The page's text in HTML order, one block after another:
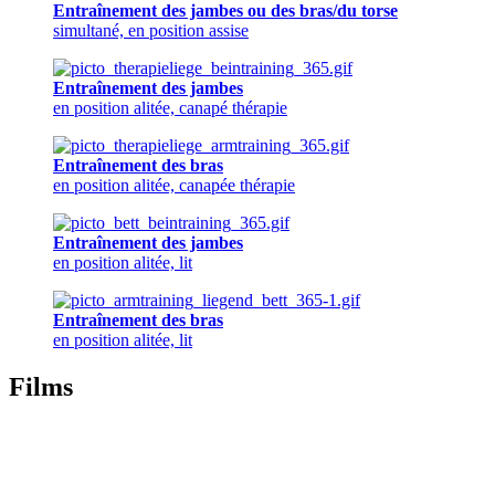
Entraînement des jambes ou des bras/du torse
simultané, en position assise
Entraînement des jambes
en position alitée, canapé thérapie
Entraînement des bras
en position alitée, canapée thérapie
Entraînement des jambes
en position alitée, lit
Entraînement des bras
en position alitée, lit
Films